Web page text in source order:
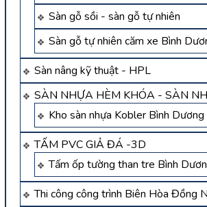
Sàn gỗ sồi - sàn gỗ tự nhiên
Sàn gỗ tự nhiên căm xe Bình
Sàn nâng kỹ thuật - HPL
SÀN NHỰA HÈM KHÓA - SÀN
Kho sàn nhựa Kobler Bình Dương
TẤM PVC GIẢ ĐÁ -3D
Tấm ốp tường than tre Bình
Thi công công trình Biên Hòa Đồng